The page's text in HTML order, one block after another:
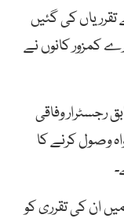
کی گئیں
کمزور کانوں نے
رجسٹرار وفاقی
وصول کرنے کا
ان کی تقرری کو